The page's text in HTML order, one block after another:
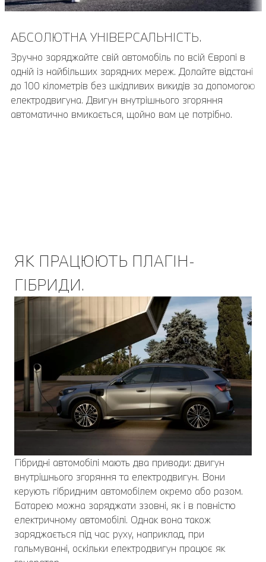
АБСОЛЮТНА УНІВЕРСАЛЬНІСТЬ.
Зручно заряджайте свій автомобіль по всій Європі в
одній із найбільших зарядних мереж. Долайте відстані
до 100 кілометрів без шкідливих викидів за допомогою
електродвигуна. Двигун внутрішнього згоряння
автоматично вмикається, щойно вам це потрібно.
ЯК ПРАЦЮЮТЬ ПЛАГІН-
ГІБРИДИ.
Гібридні автомобілі мають два приводи: двигун
внутрішнього згоряння та електродвигун. Вони
керують гібридним автомобілем окремо або разом.
Батарею можна заряджати ззовні, як і в повністю
електричному автомобілі. Однак вона також
заряджається під час руху, наприклад, при
гальмуванні, оскільки електродвигун працює як